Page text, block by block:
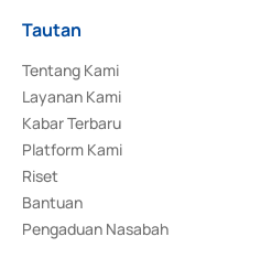
Tautan
Tentang Kami
Layanan Kami
Kabar Terbaru
Platform Kami
Riset
Bantuan
Pengaduan Nasabah